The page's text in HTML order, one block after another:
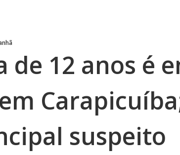
de 12 anos é
suspeito